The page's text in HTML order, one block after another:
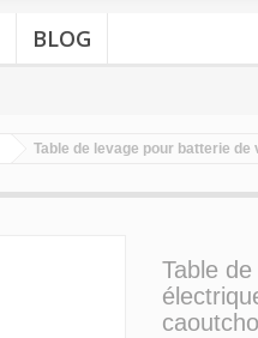
BLOG
Table de levage pour batterie
Table